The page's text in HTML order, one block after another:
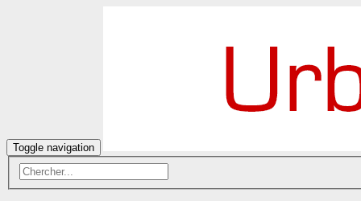
Toggle navigation